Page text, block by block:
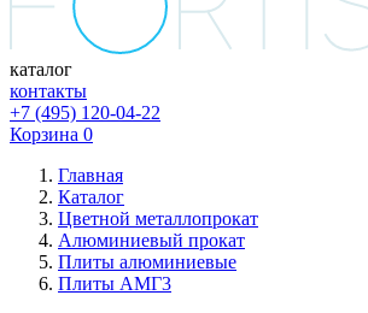
каталог
контакты
+7 (495) 120-04-22
Корзина 0
Главная
Каталог
Цветной металлопрокат
Алюминиевый прокат
Плиты алюминиевые
Плиты АМГ3